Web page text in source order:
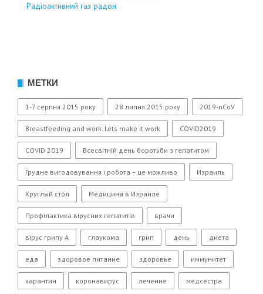
Радіоактивний газ радон
МЕТКИ
1-7 серпня 2015 року 28 липня 2015 року 2019-nCoV
Breastfeeding and work. Lets make it work COVID2019
COVID 2019 Всесвітній день боротьби з гепатитом
Грудне вигодовування і робота – це можливо Израиль
Круглый стол Медицина в Израиле
Профілактика вірусних гепатитів врачи
вірус грипу А глаукома грип день диета
еда здоровое питание здоровье иммунитет
карантин коронавирус лечение медсестра